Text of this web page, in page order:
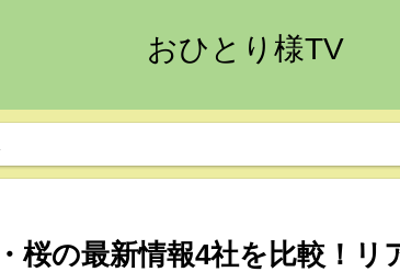
おひとり様TV
桜の最新情報4社を比較！リ